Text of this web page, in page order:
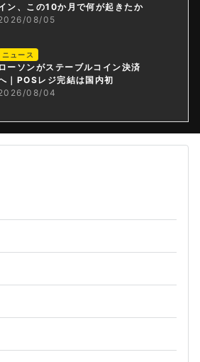
ン、この10か月で何が起きたか
08/05
ニュース
ローソンがステーブルコイン決済
｜POSレジ完結は国内初
08/04